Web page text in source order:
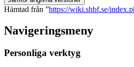
Hämtad från ”https://wiki.shbf.se/
Navigeringsmeny
Personliga verktyg